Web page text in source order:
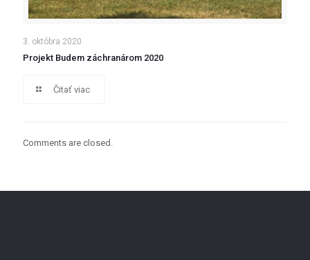
3. októbra 2020
Projekt Budem záchranárom 2020
Čitať viac
Comments are closed.